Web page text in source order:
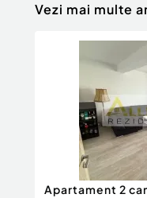
Vezi mai multe
Apartament 2